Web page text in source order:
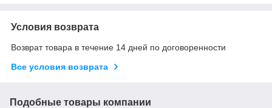
Условия возврата
Возврат товара в течение 14 дней по договоренности
Все условия возврата
Подобные товары компании